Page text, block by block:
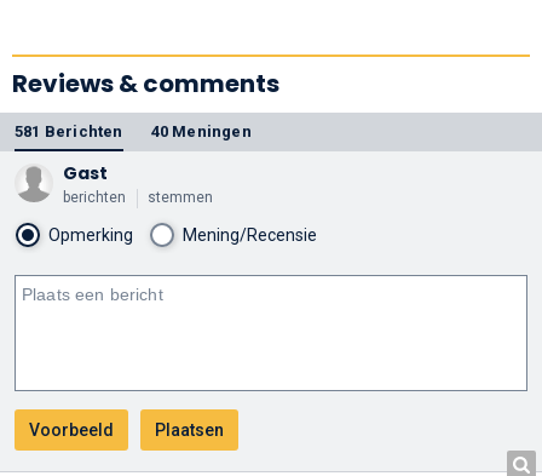
Reviews & comments
581 Berichten 40 Meningen
Gast
berichten stemmen
Opmerking Mening/Recensie